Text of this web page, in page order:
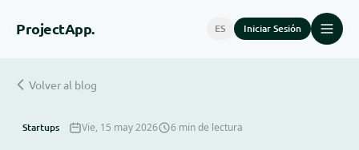
ProjectApp. ES Iniciar Sesión
Volver al blog
Startups Vie, 15 may 2026 6 min de lectura